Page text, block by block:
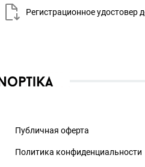
Регистрационное удостовер
Публичная оферта
Политика конфиденциальности